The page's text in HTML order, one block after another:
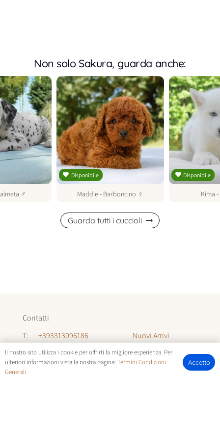
Non solo Sakura, guarda anche:
♂
Disponibile
Maddie- Barboncino ♀
Disponibile
Kima -
Guarda tutti i cuccioli
Contatti
T:
+393313096186
T:
+393294142035
E:
Nuovi Arrivi
Informazioni
Chi Siamo
Il nostro sito utilizza i cookie per offrirti la migliore esperienza. Per
ulteriori informazioni vista la nostra pagina: Termini Condizioni
Generali
Accetto